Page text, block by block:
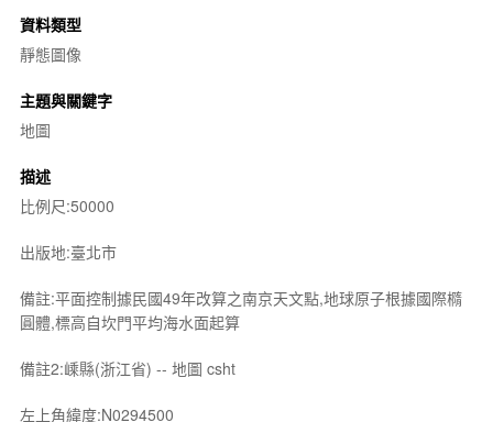
資料類型
靜態圖像
主題與關鍵字
地圖
描述
比例尺:50000
出版地:臺北市
備註:平面控制據民國49年改算之南京天文點,地球原子根據國際橢
圓體,標高自坎門平均海水面起算
備註2:嵊縣(浙江省) -- 地圖 csht
左上角緯度:N0294500